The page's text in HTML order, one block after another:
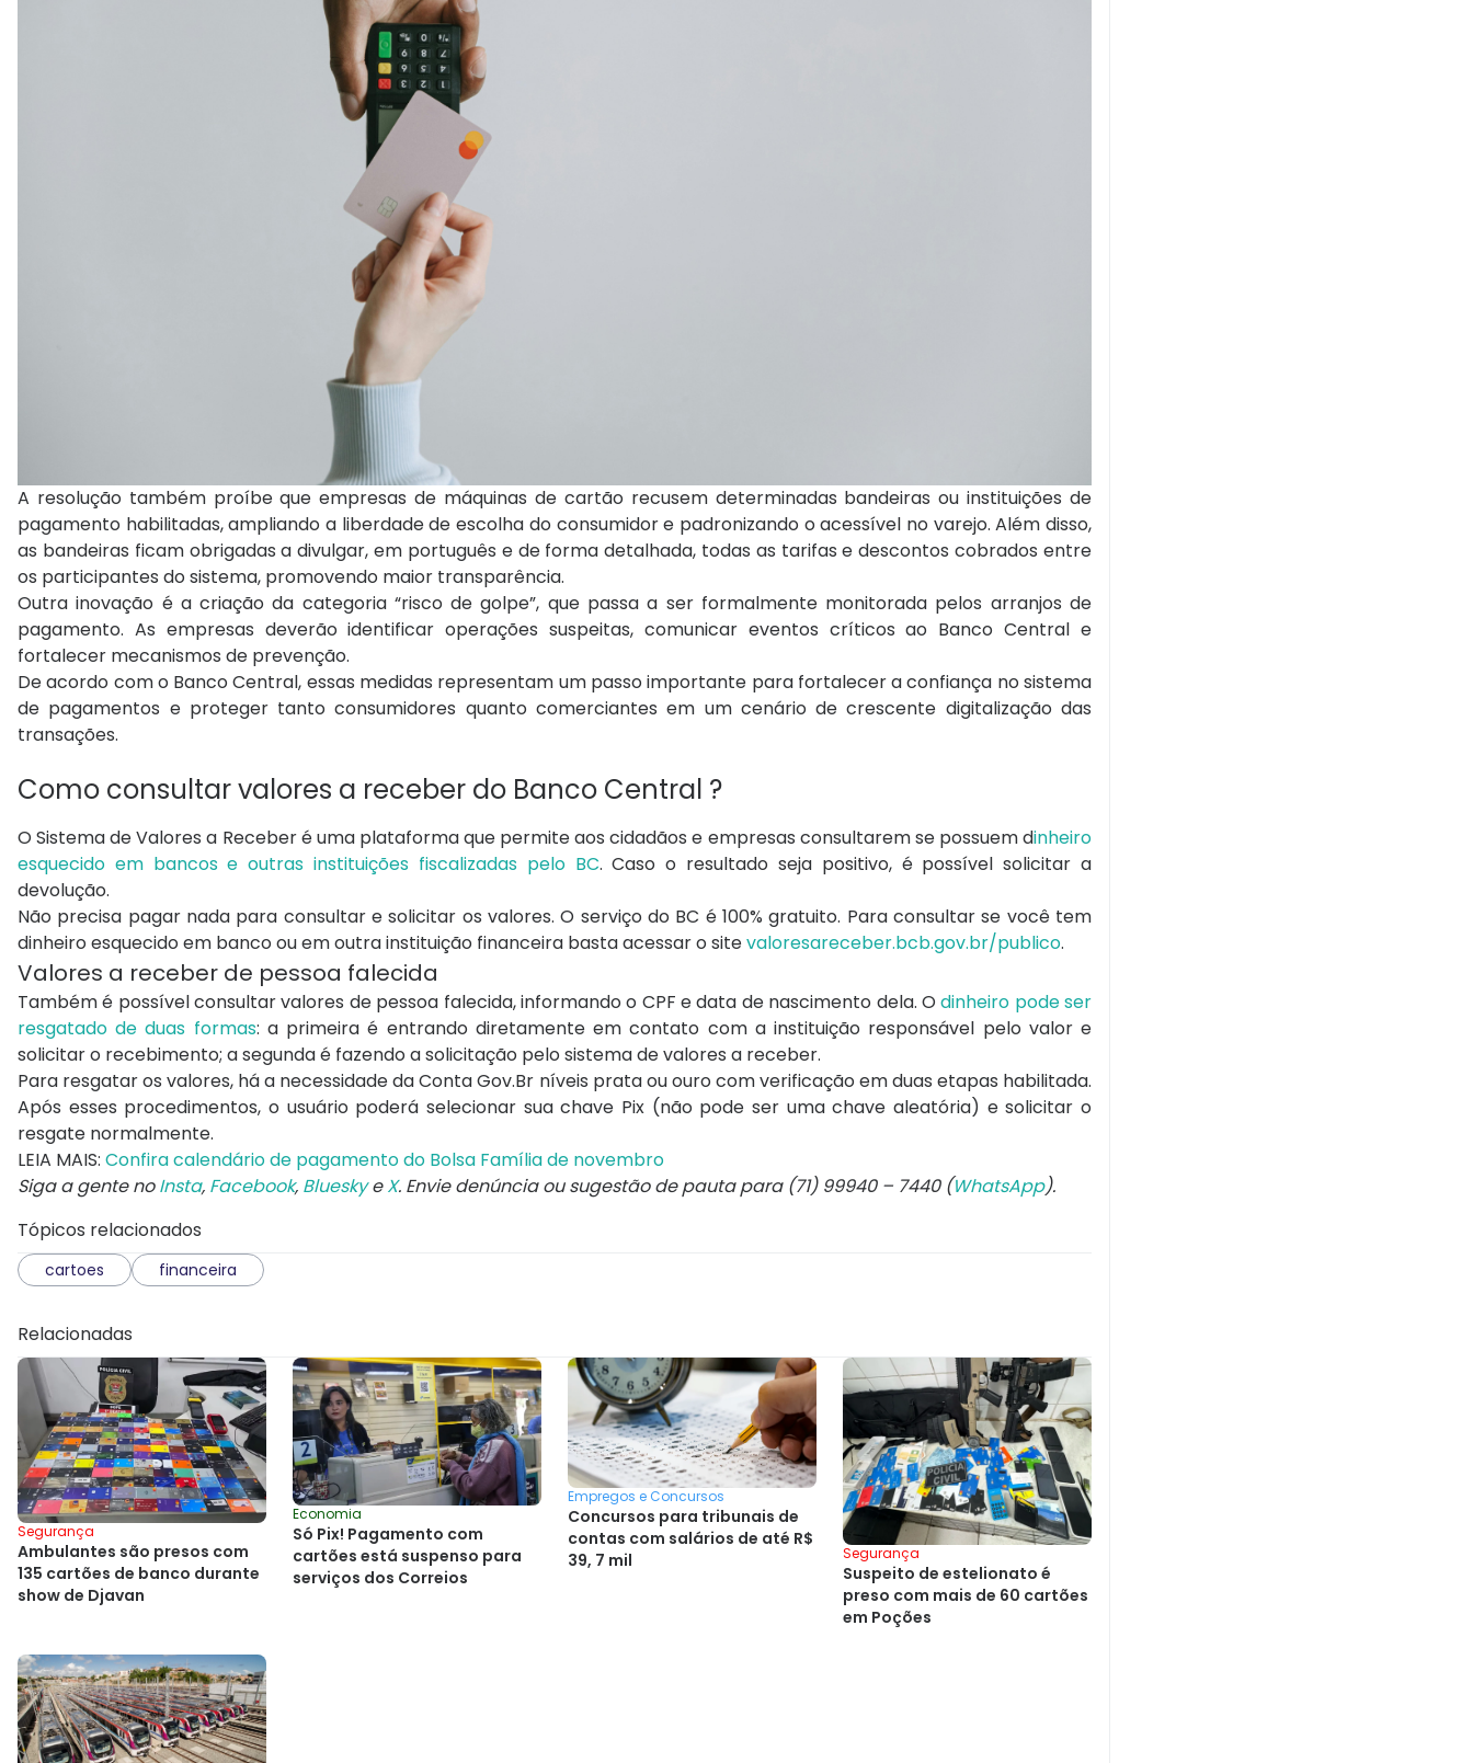
A resolução também proíbe que empresas de máquinas de cartão recusem determinadas bandeiras ou instituições de
pagamento habilitadas, ampliando a liberdade de escolha do consumidor e padronizando o acessível no varejo. Além disso,
as bandeiras ficam obrigadas a divulgar, em português e de forma detalhada, todas as tarifas e descontos cobrados entre
os participantes do sistema, promovendo maior transparência.
Outra inovação é a criação da categoria “risco de golpe”, que passa a ser formalmente monitorada pelos arranjos de
pagamento. As empresas deverão identificar operações suspeitas, comunicar eventos críticos ao Banco Central e
fortalecer mecanismos de prevenção.
De acordo com o Banco Central, essas medidas representam um passo importante para fortalecer a confiança no sistema
de pagamentos e proteger tanto consumidores quanto comerciantes em um cenário de crescente digitalização das
transações.
Como consultar valores a receber do Banco Central ?
O Sistema de Valores a Receber é uma plataforma que permite aos cidadãos e empresas consultarem se possuem dinheiro
esquecido em bancos e outras instituições fiscalizadas pelo BC. Caso o resultado seja positivo, é possível solicitar a
devolução.
Não precisa pagar nada para consultar e solicitar os valores. O serviço do BC é 100% gratuito. Para consultar se você tem
dinheiro esquecido em banco ou em outra instituição financeira basta acessar o sitevaloresareceber.bcb.gov.br/publico.
Valores a receber de pessoa falecida
Também é possível consultar valores de pessoa falecida, informando o CPF e data de nascimento dela. Odinheiro pode ser
resgatado de duas formas: a primeira é entrando diretamente em contato com a instituição responsável pelo valor e
solicitar o recebimento; a segunda é fazendo a solicitação pelo sistema de valores a receber.
Para resgatar os valores, há a necessidade da Conta Gov.Br níveis prata ou ouro com verificação em duas etapas habilitada.
Após esses procedimentos, o usuário poderá selecionar sua chave Pix (não pode ser uma chave aleatória) e solicitar o
resgate normalmente.
LEIA MAIS: Confira calendário de pagamento do Bolsa Família de novembro
Siga a gente noInsta, Facebook, BlueskyeX. Envie denúncia ou sugestão de pauta para (71) 99940 – 7440 (WhatsApp).
Tópicos relacionados
cartoes financeira
Relacionadas
Segurança
Ambulantes são presos com
135 cartões de banco durante
show de Djavan
Economia
Só Pix! Pagamento com
cartões está suspenso para
serviços dos Correios
Empregos e Concursos
Concursos para tribunais de
contas com salários de até R$
39, 7 mil
Segurança
Suspeito de estelionato é
preso com mais de 60 cartões
em Poções